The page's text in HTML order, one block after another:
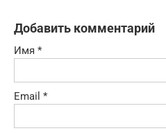
Добавить комментарий
Имя *
Email *